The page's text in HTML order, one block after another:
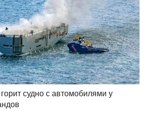
судно с автомобилями у